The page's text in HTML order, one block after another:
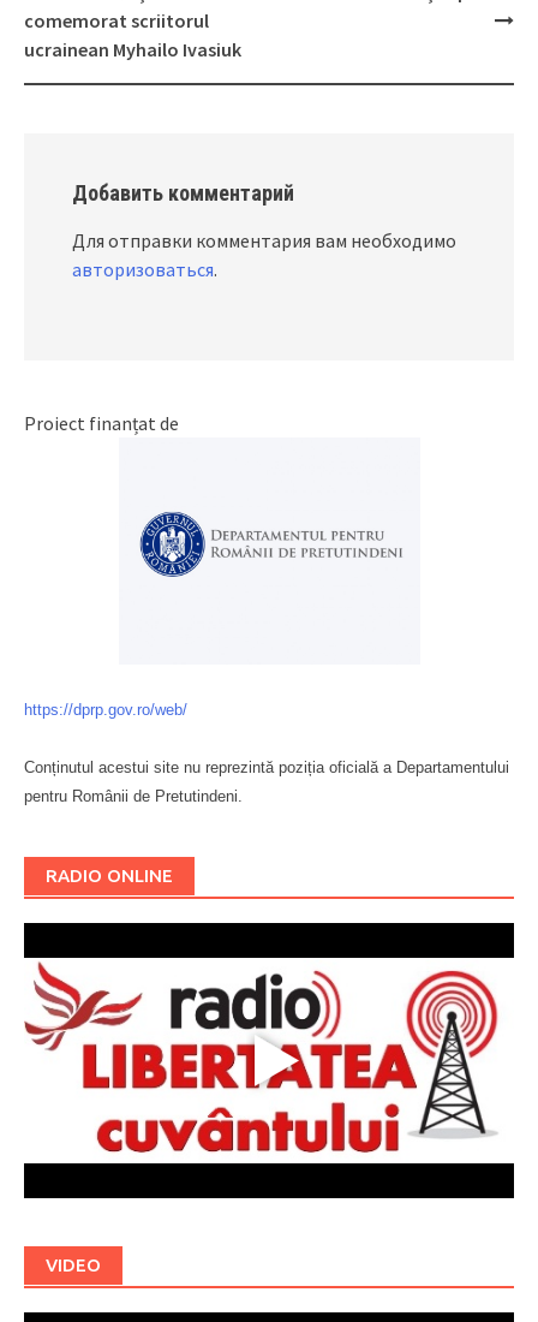
Post
navigation
comemorat scriitorul
ucrainean Myhailo Ivasiuk
Добавить комментарий
Для отправки комментария вам необходимо
авторизоваться.
Proiect finanțat de
https://dprp.gov.ro/web/
Conținutul acestui site nu reprezintă poziția oficială a Departamentului
pentru Românii de Pretutindeni.
RADIO ONLINE
VIDEO